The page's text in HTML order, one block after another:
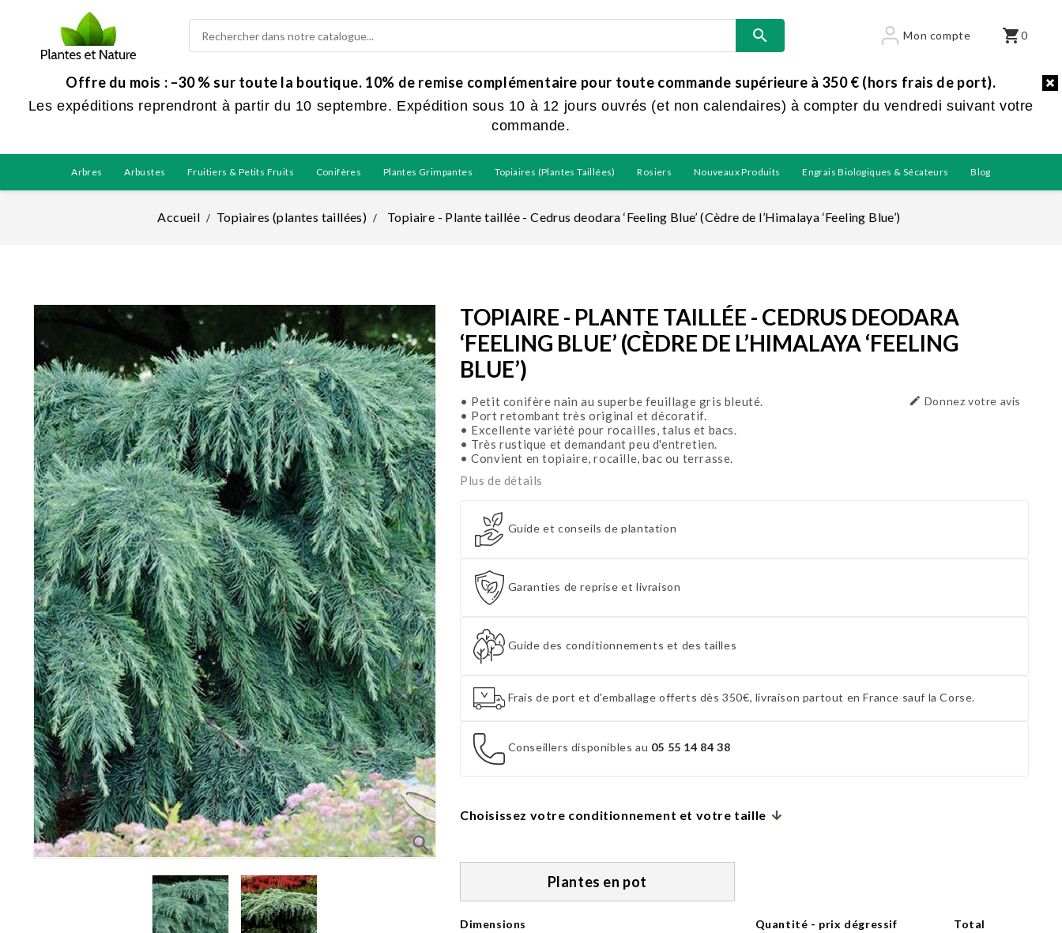
Offre du mois : –30 % sur toute la boutique. 10% de remise complémentaire pour toute commande supérieure à 350 € (hors frais de port).
Les expéditions reprendront à partir du 10 septembre. Expédition sous 10 à 12 jours ouvrés (et non calendaires) à compter du vendredi suivant votre
commande.
 Mon compte shopping_cart0
Arbres Arbustes Fruitiers & Petits Fruits Conifères Plantes Grimpantes Topiaires (plantes Taillées) Rosiers Nouveaux Produits Engrais Biologiques & Sécateurs Blog
Accueil Topiaires (plantes taillées) Topiaire - Plante taillée - Cedrus deodara ‘Feeling Blue’ (Cèdre de l’Himalaya ‘Feeling Blue’)
search
TOPIAIRE - PLANTE TAILLÉE - CEDRUS DEODARA
‘FEELING BLUE’ (CÈDRE DE L’HIMALAYA ‘FEELING
BLUE’)
 Donnez votre avis
• Petit conifère nain au superbe feuillage gris bleuté.
• Port retombant très original et décoratif.
• Excellente variété pour rocailles, talus et bacs.
• Très rustique et demandant peu d'entretien.
• Convient en topiaire, rocaille, bac ou terrasse.
Plus de détails
Guide et conseils de plantation
Garanties de reprise et livraison
Guide des conditionnements et des tailles
Frais de port et d'emballage offerts dès 350€, livraison partout en France sauf la Corse.
Conseillers disponibles au 05 55 14 84 38
Choisissez votre conditionnement et votre taille
Plantes en pot
Dimensions Quantité - prix dégressif Total